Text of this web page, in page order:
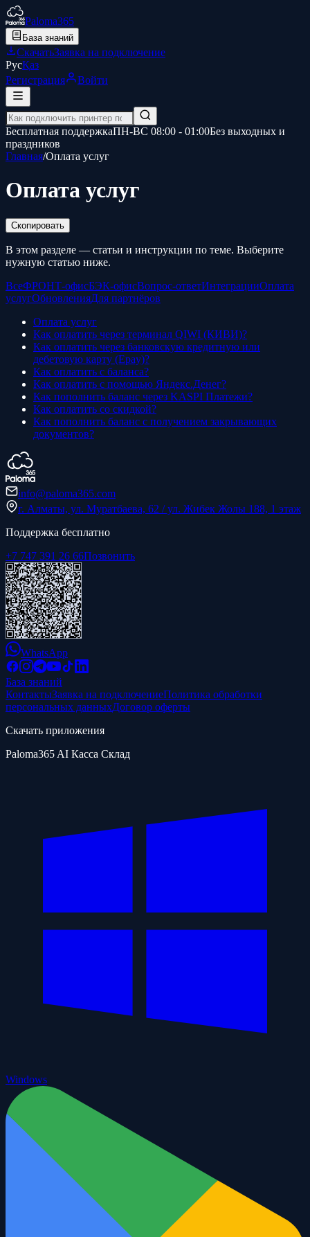
Paloma365
База знаний
СкачатьЗаявка на подключение
РусҚаз
Регистрация
Войти
Бесплатная поддержкаПН-ВС 08:00 - 01:00Без выходных и
праздников
Главная/Оплата услуг
Оплата услуг
Скопировать
В этом разделе — статьи и инструкции по теме. Выберите
нужную статью ниже.
ВсеФРОНТ-офисБЭК-офисВопрос-ответИнтеграцииОплата
услугОбновленияДля партнёров
Оплата услуг
Как оплатить через терминал QIWI (КИВИ)?
Как оплатить через банковскую кредитную или
дебетовую карту (Epay)?
Как оплатить с баланса?
Как оплатить с помощью Яндекс.Денег?
Как пополнить баланс через KASPI Платежи?
Как оплатить со скидкой?
Как пополнить баланс с получением закрывающих
документов?
info@paloma365.com
г. Алматы, ул. Муратбаева, 62 / ул. Жибек Жолы 188, 1 этаж
Поддержка бесплатно
+7 747 391 26 66Позвонить
WhatsApp
База знаний
КонтактыЗаявка на подключениеПолитика обработки
персональных данныхДоговор оферты
Скачать приложения
Paloma365 AI Касса Склад
Windows